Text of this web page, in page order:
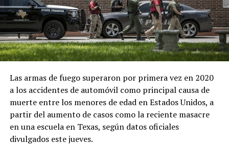
Las armas de fuego superaron por primera vez en 2020
a los accidentes de automóvil como principal causa de
muerte entre los menores de edad en Estados Unidos, a
partir del aumento de casos como la reciente masacre
en una escuela en Texas, según datos oficiales
divulgados este jueves.